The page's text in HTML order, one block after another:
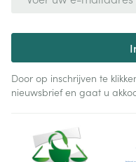
Door op inschrijven te
nieuwsbrief en gaat u